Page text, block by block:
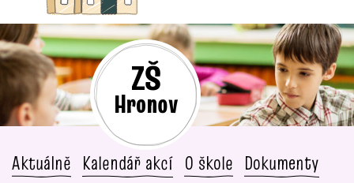
ZŠ
Hronov
Aktuálně Kalendář akcí O škole Dokumenty